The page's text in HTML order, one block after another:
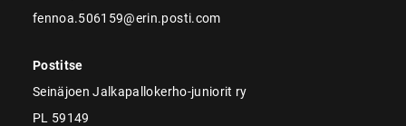
fennoa.506159@erin.posti.com
Postitse
Seinäjoen Jalkapallokerho-juniorit ry
PL 59149